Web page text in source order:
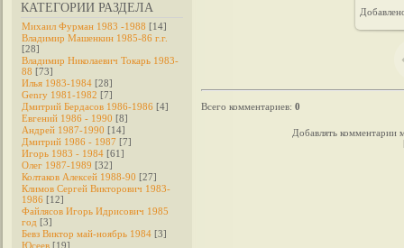
КАТЕГОРИИ РАЗДЕЛА
Михаил Фурман 1983 -1988 [14]
Владимир Машенкин 1985-86 г.г.
[28]
Владимир Николаевич Токарь 1983-
88 [73]
Илья 1983-1984 [28]
Genry 1981-1982 [7]
Дмитрий Бердасов 1986-1986 [4]
Евгений 1986 - 1990 [8]
Андрей 1987-1990 [14]
Дмитрий 1986 - 1987 [7]
Игорь 1983 - 1984 [61]
Олег 1987-1989 [32]
Колтаков Алексей 1988-90 [27]
Климов Сергей Викторович 1983-
1986 [12]
Файлясов Игорь Идрисович 1985
год [3]
Бевз Виктор май-ноябрь 1984 [3]
Юсеев [19]
Всего комментариев: 0
Добавлять комментарии